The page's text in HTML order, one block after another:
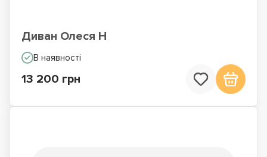
Диван Олеся Н
В наявності
13 200 грн